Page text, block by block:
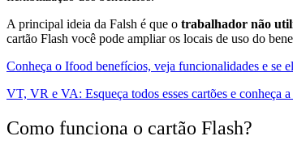
A principal ideia da Falsh é que o trabalhador não
cartão Flash você pode ampliar os locais de uso do
Conheça o Ifood benefícios, veja funcionalidades e se
VT, VR e VA: Esqueça todos esses cartões e conheça a
Como funciona o cartão Flash?